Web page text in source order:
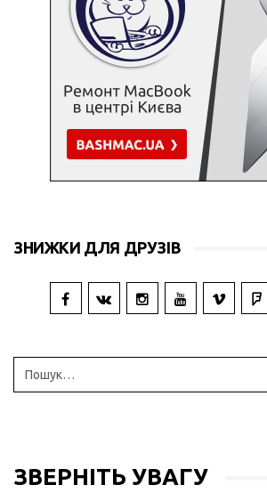
ЗНИЖКИ ДЛЯ ДРУЗІВ
ЗВЕРНІТЬ УВАГУ